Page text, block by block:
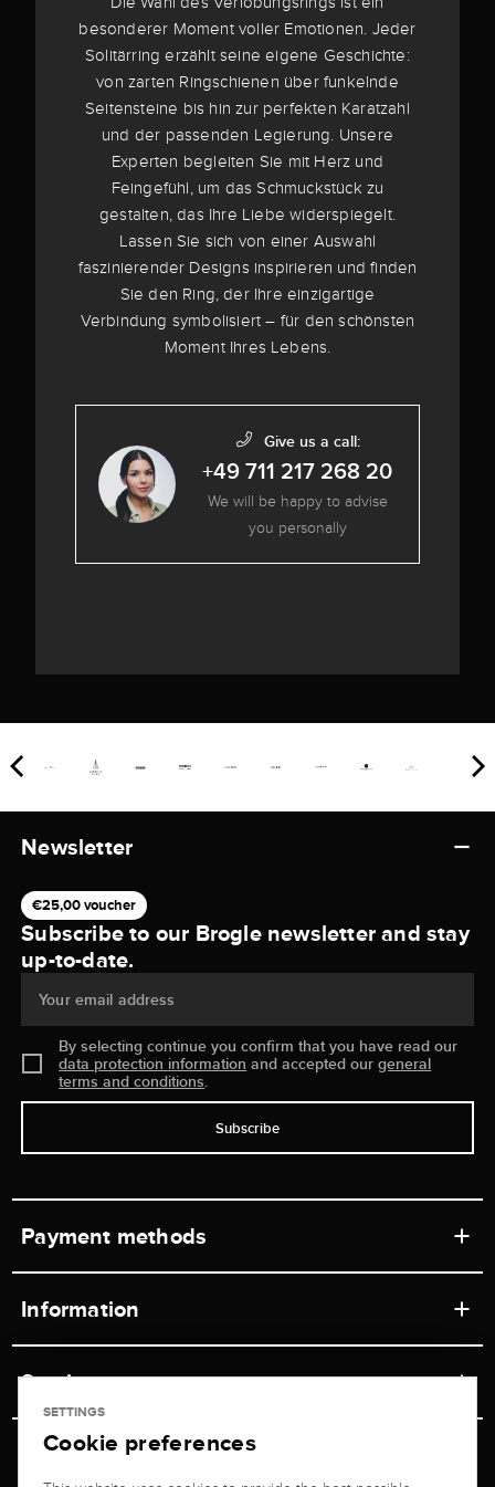
besonderer Moment voller Emotionen. Jeder
Solitärring erzählt seine eigene Geschichte:
von zarten Ringschienen über funkelnde
Seitensteine bis hin zur perfekten Karatzahl
und der passenden Legierung. Unsere
Experten begleiten Sie mit Herz und
Feingefühl, um das Schmuckstück zu
gestalten, das Ihre Liebe widerspiegelt.
Lassen Sie sich von einer Auswahl
faszinierender Designs inspirieren und finden
Sie den Ring, der Ihre einzigartige
Verbindung symbolisiert – für den schönsten
Moment Ihres Lebens.
Give us a call:
+49 711 217 268 20
We will be happy to advise
you personally
Newsletter
€25,00 voucher
Subscribe to our Brogle newsletter and stay
up-to-date.
Your email address
By selecting continue you confirm that you have read our
data protection information and accepted ourgeneral
terms and conditions.
Subscribe
Payment methods
Information
Retail store
Shipping & Payment
Service
Contact
Jeweler Brogle
SETTINGS
Cookie preferences